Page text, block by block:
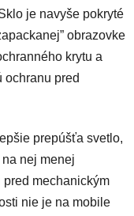
je navyše pokryté
obrazovke
krytu a
ochranu pred
prepúšťa svetlo,
nej menej
mechanickým
nie je na mobile